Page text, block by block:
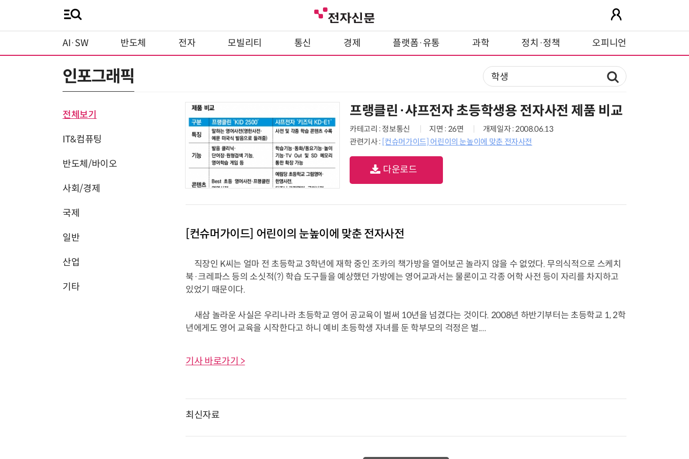
AI·SW 반도체 전자 모빌리티 통신 경제 플랫폼·유통 과학 정치·정책 오피니언
인포그래픽
전체보기
IT&컴퓨팅
반도체/바이오
사회/경제
국제
일반
산업
기타
프랭클린·샤프전자 초등학생용 전자사전 제품 비교
카테고리 : 정보통신 지면 : 26면
개제일자 : 2008.06.13
관련기사 : [컨슈머가이드] 어린이의 눈높이에 맞춘 전자사전
다운로드
[컨슈머가이드] 어린이의 눈높이에 맞춘 전자사전
직장인 K씨는 얼마 전 초등학교 3학년에 재학 중인 조카의 책가방을 열어보곤 놀라지 않을 수 없었다. 무의식적으로 스케치
북·크레파스 등의 소싯적(?) 학습 도구들을 예상했던 가방에는 영어교과서는 물론이고 각종 어학 사전 등이 자리를 차지하고
있었기 때문이다.
새삼 놀라운 사실은 우리나라 초등학교 영어 공교육이 벌써 10년을 넘겼다는 것이다. 2008년 하반기부터는 초등학교 1, 2학
년에게도 영어 교육을 시작한다고 하니 예비 초등학생 자녀를 둔 학부모의 걱정은 벌....
기사 바로가기 >
최신자료